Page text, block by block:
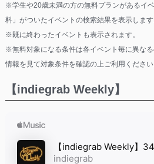
※学生や20歳未満の方の無料プランがあるイ
料」がついたイベントの検索結果を表示します
※既に終わったイベントも表示されます。
※無料対象になる条件は各イベント毎に異な
情報を見て対象条件を確認の上ご利用ください
【indiegrab Weekly】